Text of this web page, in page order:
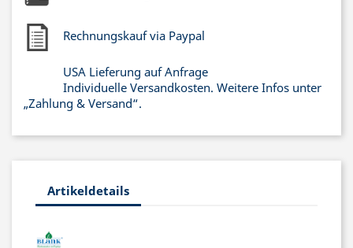
Rechnungskauf via Paypal
USA Lieferung auf Anfrage
Individuelle Versandkosten. Weitere Infos unter
„Zahlung & Versand“.
Artikeldetails